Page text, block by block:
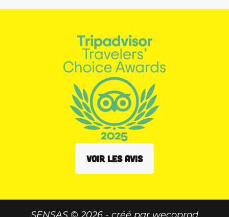
VOIR LES AVIS
SENSAS © 2026 - créé par wecoprod